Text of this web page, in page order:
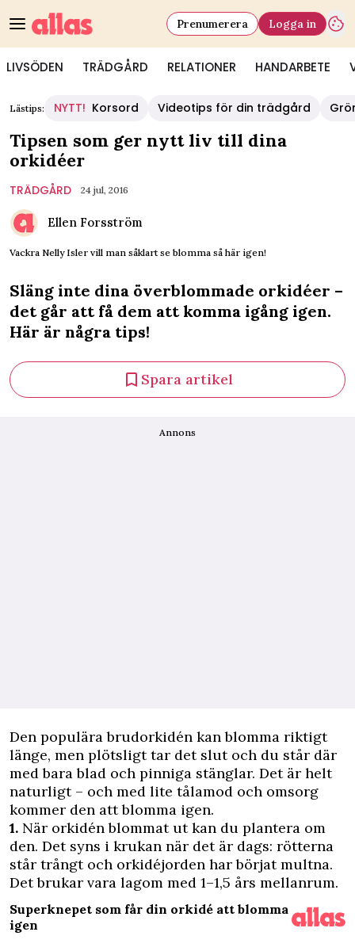
LIVSÖDEN TRÄDGÅRD RELATIONER HANDARBETE
Prenumerera Logga in
Lästips: NYTT! Korsord Videotips för din trädgård
Tipsen som ger nytt liv till dina
orkidéer
TRÄDGÅRD 24 jul, 2016
Ellen Forsström
Vackra Nelly Isler vill man såklart se blomma så här igen!
Släng inte dina överblommade orkidéer –
det går att få dem att komma igång igen.
Här är några tips!
Spara artikel
Annons
Den populära brudorkidén kan blomma riktigt
länge, men plötsligt tar det slut och du står där
med bara blad och pinniga stänglar. Det är helt
naturligt – och med lite tålamod och omsorg
kommer den att blomma igen.
1. När orkidén blommat ut kan du plantera om
den. Det syns i krukan när det är dags: rötterna
står trångt och orkidéjorden har börjat multna.
Det brukar vara lagom med 1–1,5 års mellanrum.
Superknepet som får din orkidé att blomma
igen